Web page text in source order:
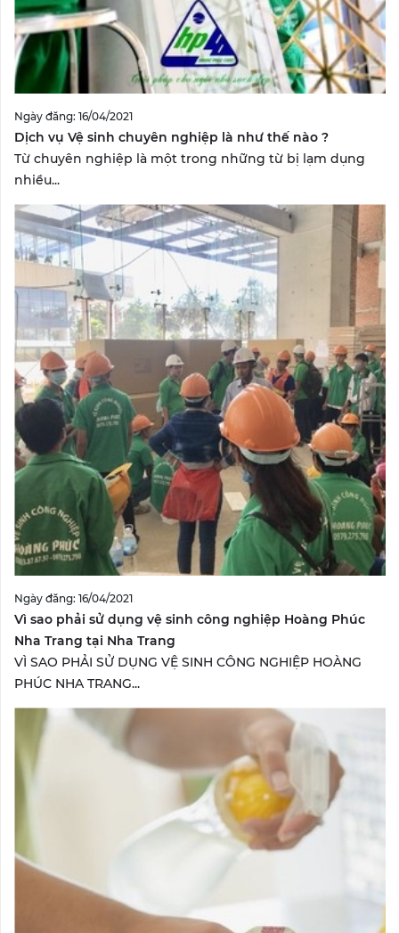
Ngày đăng: 16/04/2021
Dịch vụ Vệ sinh chuyên nghiệp là như thế nào ?
Từ chuyên nghiệp là một trong những từ bị lạm dụng
nhiều...
Ngày đăng: 16/04/2021
Vì sao phải sử dụng vệ sinh công nghiệp Hoàng Phúc
Nha Trang tại Nha Trang
VÌ SAO PHẢI SỬ DỤNG VỆ SINH CÔNG NGHIỆP HOÀNG
PHÚC NHA TRANG...